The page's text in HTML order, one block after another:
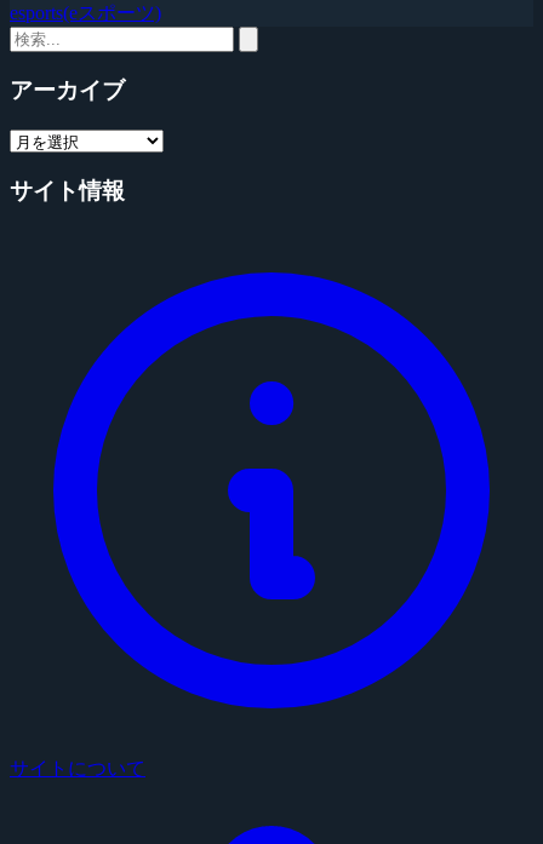
esports(eスポーツ)
アーカイブ
サイト情報
サイトについて